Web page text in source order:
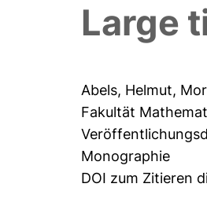
Large
Abels, Helmut,
Fakultät
Monographie
DOI zum Zitieren